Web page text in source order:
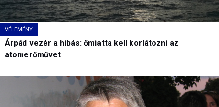
VÉLEMÉNY
Árpád vezér a hibás: őmiatta kell korlátozni az
atomerőművet